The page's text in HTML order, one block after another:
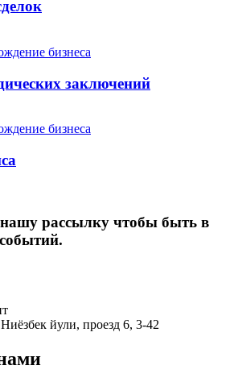
бизнеса
заключений
бизнеса
рассылку чтобы быть в
йули, проезд 6, 3-42